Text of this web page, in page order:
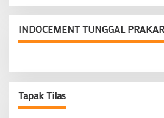
INDOCEMENT TUNGGAL
Tapak Tilas